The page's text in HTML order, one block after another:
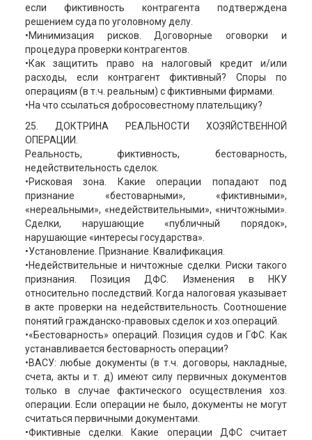
если фиктивность контрагента подтверждена
решением суда по уголовному делу.
•Минимизация рисков. Договорные оговорки и
процедура проверки контрагентов.
•Как защитить право на налоговый кредит и/или
расходы, если контрагент фиктивный? Споры по
операциям (в т.ч. реальным) с фиктивными фирмами.
•На что ссылаться добросовестному плательщику?
25. ДОКТРИНА РЕАЛЬНОСТИ ХОЗЯЙСТВЕННОЙ
ОПЕРАЦИИ.
Реальность, фиктивность, бестоварность,
недействительность сделок.
•Рисковая зона. Какие операции попадают под
признание «бестоварными», «фиктивными»,
«нереальными», «недействительными», «ничтожными».
Сделки, нарушающие «публичный порядок»,
нарушающие «интересы государства».
•Установление. Признание. Квалификация.
•Недействительные и ничтожные сделки. Риски такого
признания. Позиция ДФС. Изменения в НКУ
относительно последствий. Когда налоговая указывает
в акте проверки на недействительность. Соотношение
понятий гражданско-правовых сделок и хоз.операций.
•«Бестоварность» операций. Позиция судов и ГФС. Как
устанавливается бестоварность операции?
•ВАСУ: любые документы (в т.ч. договоры, накладные,
счета, акты и т. д) имеют силу первичных документов
только в случае фактического осуществления хоз.
операции. Если операции не было, документы не могут
считаться первичными документами.
•Фиктивные сделки. Какие операции ДФС считает